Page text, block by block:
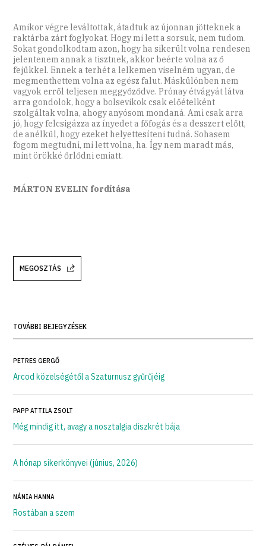
Amikor végre leváltottak, átadtuk az újonnan jötteknek a
raktárba zárt foglyokat. Hogy mi lett a sorsuk, nem tudom.
Sokat gondolkodtam azon, hogy ha sikerült volna rendesen
jelentenem annak a tisztnek, akkor beérte volna az ő
fejükkel. Ennek a terhét a lelkemen viselném ugyan, de
megmenthettem volna az egész falut. Máskülönben nem
vagyok erről teljesen meggyőződve. Prónay étvágyát látva
arra gondolok, hogy a bolsevikok csak előételként
szolgáltak volna, ahogy anyósom mondaná. Ami csak arra
jó, hogy felcsigázza az ínyedet a főfogás és a desszert előtt,
de anélkül, hogy ezeket helyettesíteni tudná. Sohasem
fogom megtudni, mi lett volna, ha. Így nem maradt más,
mint örökké őrlődni emiatt.
MÁRTON EVELIN fordítása
MEGOSZTÁS
TOVÁBBI BEJEGYZÉSEK
PETRES GERGŐ
Arcod közelségétől a Szaturnusz gyűrűjéig
PAPP ATTILA ZSOLT
Még mindig itt, avagy a nosztalgia diszkrét bája
A hónap sikerkönyvei (június, 2026)
NÁNIA HANNA
Rostában a szem